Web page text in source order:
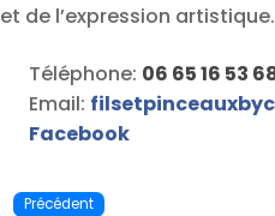
et de l’expression artistique.
Téléphone: 06 65 16 53
Email:
Facebook
Précédent